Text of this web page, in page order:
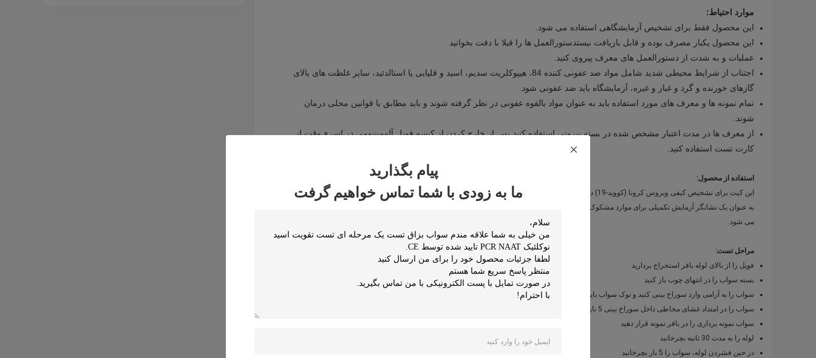
پیام بگذارید
ما به زودی با شما تماس خواهیم گرفت
موارد احتیاط:
این محصول فقط برای تشخیص آزمایشگاهی استفاده می شود.
این محصول یکبار مصرف بوده و قابل بازیافت نیستدستورالعمل ها را قبلا با دقت بخوانید
عملیات و به شدت از دستورالعمل های معرف پیروی کنید.
اجتناب از شرایط محیطی شدید شامل مواد ضد عفونی کننده 84، هیپوکلریت سدیم، اسید و قلیایی یا استالدئید، سایر غلظت های بالای
گازهای خورنده و گرد و غبار و غیره، آزمایشگاه باید ضد عفونی شود.
تمام نمونه ها و معرف های مورد استفاده باید به عنوان مواد بالقوه عفونی در نظر گرفته شوند و باید مطابق با قوانین محلی درمان
شوند.
از معرف ها در مدت اعتبار مشخص شده در بسته بیرونی استفاده کنید.پس از خارج کردن از کیسه فویل آلومینیومی در اسرع وقت از
کارت تست استفاده کنید.
استفاده از محصول:
این کیت برای تشخیص کیفی ویروس کرونا (کووید-19) در ترشحات حلق یا بینی انسان، نمونه های بادبان استفاده می شود.
به عنوان یک نشانگر آزمایش تکمیلی برای موارد مشکوک تست نوکلئیک اسید جدید کرونا منفی یا همراه با آزمایش اسید نوکلئیک در تشخیص موارد مشکوک استفاده
می شود.
مراحل تست:
فویل را از بالای لوله بافر استخراج بردارید
بسته سواب را در انتهای چوب باز کنید
سواب را به آرامی وارد سوراخ بینی کنید و نوک سواب باید 1/2-3/4 اینچ دورتر از لبه سوراخ بینی قرار گیرد.
سواب را در امتداد غشای مخاطی داخل سوراخ بینی 5 بار بچرخانید، حدود 15 ثانیه طول می کشد تا نمونه جمع شود.
سواب نمونه برداری را در بافر نمونه قرار دهید
لوله را به مدت 30 ثانیه بچرخانید
در حین فشردن لوله، سواب را 5 بار بچرخانید